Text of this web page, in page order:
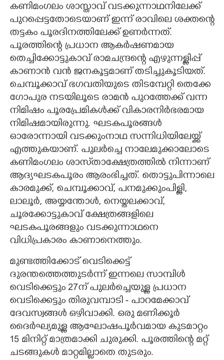
കണിമംഗലം ശാസ്താവ് വടക്കുന്നാഥനിലേക്ക്
പുറപ്പെട്ടതോടെയാണ് ഇന്ന് രാവിലെ ശക്തന്റെ
തട്ടകം പൂരദിനത്തിലേക്ക് ഉണർന്നത്.
പൂരത്തിന്റെ പ്രധാന ആകർഷണമായ
തെച്ചിക്കോട്ടുകാവ് രാമചന്ദ്രന്റെ എഴുന്നള്ളിപ്പ്
കാണാൻ വൻ ജനകൂട്ടമാണ് തടിച്ചുകൂടിയത്.
ചെമ്പൂക്കാവ് ഭഗവതിയുടെ തിടമ്പേറ്റി തെക്കേ
ഗോപുര നടയിലൂടെ രാമൻ പുറത്തേക്ക് വന്ന
നിമിഷം പൂരപ്രേമികൾക്ക് വികാരനിർഭരമായ
നിമിഷമായിരുന്നു. ഘടകപൂരങ്ങൾ
ഓരോന്നായി വടക്കുംനാഥ സന്നിധിയിലേയ്ക്ക്
എത്തുകയാണ്. പുലർച്ചെ നാലേമുക്കാലോടെ
കണിമംഗലം ശാസ്‌താക്ഷേത്രത്തിൽ നിന്നാണ്
ആദ്യഘടകപൂരം ആരംഭിച്ചത്. തൊട്ടുപിന്നാലെ
കാരമുക്ക്, ചെമ്പൂക്കാവ്, പനമുക്കുംപിള്ളി,
ലാലൂർ, അയ്യന്തോൾ, നെയ്തലക്കാവ്,
ചൂരക്കോട്ടുകാവ് ക്ഷേത്രങ്ങളിലെ
ഘടകപൂരങ്ങളും വടക്കുന്നാഥനെ
വിധിപ്രകാരം കാണാനെത്തും.
മുണ്ടത്തിക്കോട് വെടിക്കെട്ട്
ദുരന്തത്തെത്തുടർന്ന് ഇന്നലെ സാമ്പിൾ
വെടിക്കെട്ടും 27ന് പുലർച്ചെയുള്ള പ്രധാന
വെടിക്കെട്ടും തിരുവമ്പാടി - പാറമേക്കാവ്
ദേവസ്വങ്ങൾ ഒഴിവാക്കി. ഒരു മണിക്കൂര്‍
ദൈര്‍ഘ്യമുള്ള ആഘോഷപൂര്‍വമായ കുടമാറ്റം
15 മിനിറ്റ് മാത്രമാക്കി ചുരുക്കി. പൂരത്തിന്റെ മറ്റ്
ചടങ്ങുകള്‍ മാറ്റമില്ലാതെ തുടരും.